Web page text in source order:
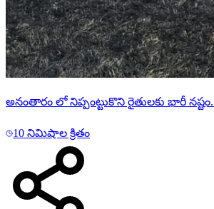
అనంతారం లో నిప్పంట్టుకొని రైతులకు భారీ
10 నిమిషాల క్రితం